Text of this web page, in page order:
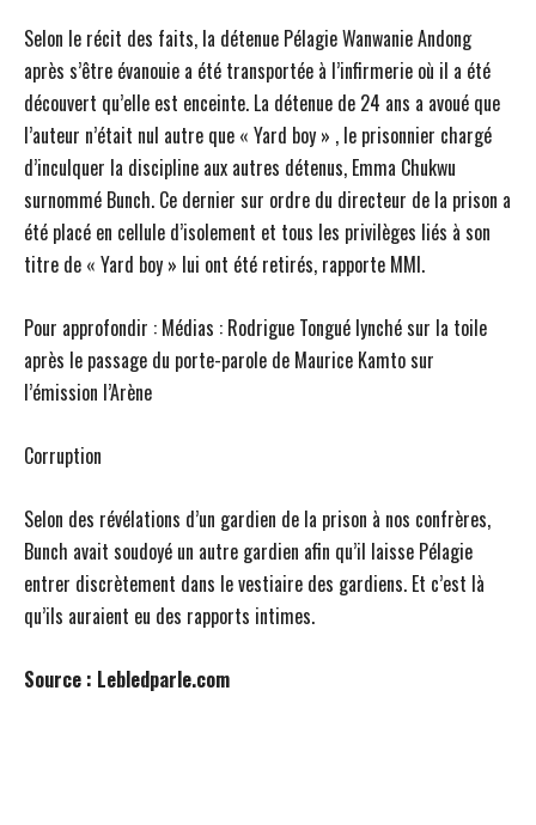
Selon le récit des faits, la détenue Pélagie Wanwanie Andong
après s’être évanouie a été transportée à l’infirmerie où il a été
découvert qu’elle est enceinte. La détenue de 24 ans a avoué que
l’auteur n’était nul autre que « Yard boy » , le prisonnier chargé
d’inculquer la discipline aux autres détenus, Emma Chukwu
surnommé Bunch. Ce dernier sur ordre du directeur de la prison a
été placé en cellule d’isolement et tous les privilèges liés à son
titre de « Yard boy » lui ont été retirés, rapporte MMI.
Pour approfondir : Médias : Rodrigue Tongué lynché sur la toile
après le passage du porte-parole de Maurice Kamto sur
l’émission l’Arène
Corruption
Selon des révélations d’un gardien de la prison à nos confrères,
Bunch avait soudoyé un autre gardien afin qu’il laisse Pélagie
entrer discrètement dans le vestiaire des gardiens. Et c’est là
qu’ils auraient eu des rapports intimes.
Source : Lebledparle.com